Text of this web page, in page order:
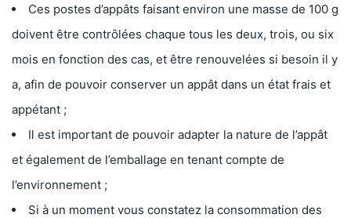
Ces postes d’appâts faisant environ une masse de 100 g
doivent être contrôlées chaque tous les deux, trois, ou six
mois en fonction des cas, et être renouvelées si besoin il y
a, afin de pouvoir conserver un appât dans un état frais et
appétant ;
Il est important de pouvoir adapter la nature de l’appât
et également de l’emballage en tenant compte de
l’environnement ;
Si à un moment vous constatez la consommation des